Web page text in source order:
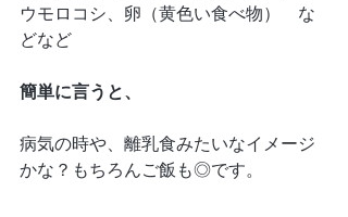
ウモロコシ、卵（黄色い食べ物）　な
どなど
簡単に言うと、
病気の時や、離乳食みたいなイメージ
かな？もちろんご飯も◎です。